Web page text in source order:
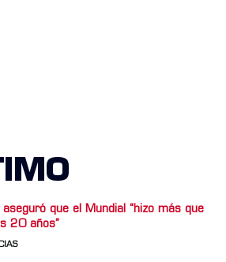
que el Mundial “hizo más que
20 años”